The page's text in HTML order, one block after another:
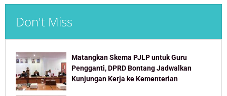
Don't Miss
Matangkan Skema PJLP untuk Guru
Pengganti, DPRD Bontang Jadwalkan
Kunjungan Kerja ke Kementerian